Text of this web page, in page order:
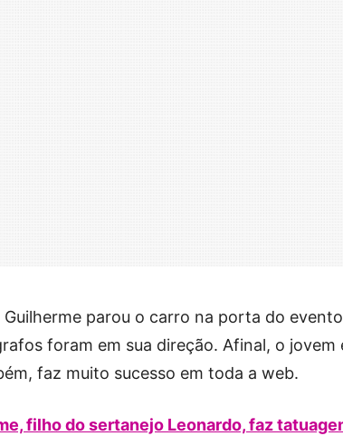
Guilherme parou o carro na porta do
foram em sua direção. Afinal, o
faz muito sucesso em toda a web.
filho do sertanejo Leonardo, faz